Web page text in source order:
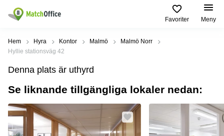
Favoriter Meny
Hyra / hyra ut
Kategorier
Kontor
Kontorshotell
Coworking
space
Populära
Städer
Stockholm
Göteborg
Malmö
Populära
sökningar
Kontorshotell
Stockholm
Hyra lokal
Stockholm
Hjälp
Om oss
Bli hyresvärd
Hem Hyra Kontor Malmö
Malmö Norr
Hyllie stationsväg 42
Denna plats är uthyrd
Se liknande tillgängliga lokaler nedan: